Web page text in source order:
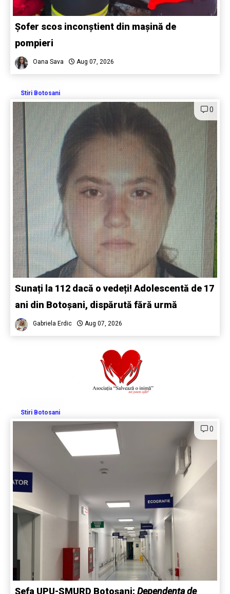
Șofer scos inconștient din mașină de
pompieri
Oana Sava Aug 07, 2026
Stiri Botosani
0
Sunați la 112 dacă o vedeți! Adolescentă de 17
ani din Botoșani, dispărută fără urmă
Gabriela Erdic Aug 07, 2026
Stiri Botosani
0
Șefa UPU-SMURD Botoșani: Dependența de